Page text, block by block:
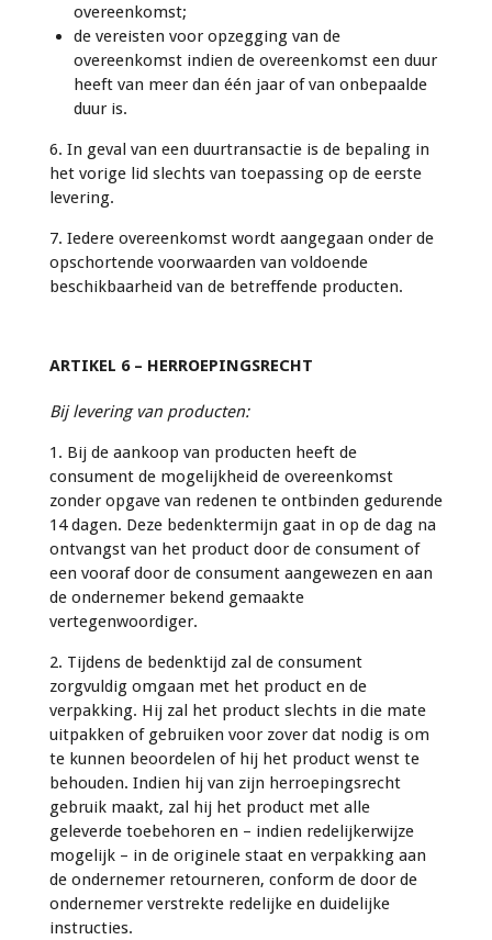
overeenkomst;
de vereisten voor opzegging van de
overeenkomst indien de overeenkomst een duur
heeft van meer dan één jaar of van onbepaalde
duur is.
6. In geval van een duurtransactie is de bepaling in
het vorige lid slechts van toepassing op de eerste
levering.
7. Iedere overeenkomst wordt aangegaan onder de
opschortende voorwaarden van voldoende
beschikbaarheid van de betreffende producten.
ARTIKEL 6 – HERROEPINGSRECHT
Bij levering van producten:
1. Bij de aankoop van producten heeft de
consument de mogelijkheid de overeenkomst
zonder opgave van redenen te ontbinden gedurende
14 dagen. Deze bedenktermijn gaat in op de dag na
ontvangst van het product door de consument of
een vooraf door de consument aangewezen en aan
de ondernemer bekend gemaakte
vertegenwoordiger.
2. Tijdens de bedenktijd zal de consument
zorgvuldig omgaan met het product en de
verpakking. Hij zal het product slechts in die mate
uitpakken of gebruiken voor zover dat nodig is om
te kunnen beoordelen of hij het product wenst te
behouden. Indien hij van zijn herroepingsrecht
gebruik maakt, zal hij het product met alle
geleverde toebehoren en – indien redelijkerwijze
mogelijk – in de originele staat en verpakking aan
de ondernemer retourneren, conform de door de
ondernemer verstrekte redelijke en duidelijke
instructies.